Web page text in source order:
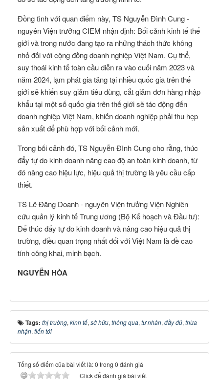
Đồng tình với quan điểm này, TS Nguyễn Đình Cung -
nguyên Viện trưởng CIEM nhận định: Bối cảnh kinh tế thế
giới và trong nước đang tạo ra những thách thức không
nhỏ đối với cộng đồng doanh nghiệp Việt Nam. Cụ thể,
suy thoái kinh tế toàn cầu diễn ra vào cuối năm 2023 và
năm 2024, lạm phát gia tăng tại nhiều quốc gia trên thế
giới sẽ khiến suy giảm tiêu dùng, cắt giảm đơn hàng nhập
khẩu tại một số quốc gia trên thế giới sẽ tác động đến
doanh nghiệp Việt Nam, khiến doanh nghiệp phải thu hẹp
sản xuất để phù hợp với bối cảnh mới.
Trong bối cảnh đó, TS Nguyễn Đình Cung cho rằng, thúc
đẩy tự do kinh doanh nâng cao độ an toàn kinh doanh, từ
đó nâng cao hiệu lực, hiệu quả thị trường là yêu cầu cấp
thiết.
TS Lê Đăng Doanh - nguyên Viện trưởng Viện Nghiên
cứu quản lý kinh tế Trung ương (Bộ Kế hoạch và Đầu tư):
Để thúc đẩy tự do kinh doanh và nâng cao hiệu quả thị
trường, điều quan trọng nhất đối với Việt Nam là đề cao
tính công khai, minh bạch.
NGUYỄN HÒA
Tags: thị trường, kinh tế, sở hữu, thông qua, tư nhân, đầy đủ, thừa
nhận, tiến tới
Tổng số điểm của bài viết là: 0 trong 0 đánh giá
Click để đánh giá bài viết